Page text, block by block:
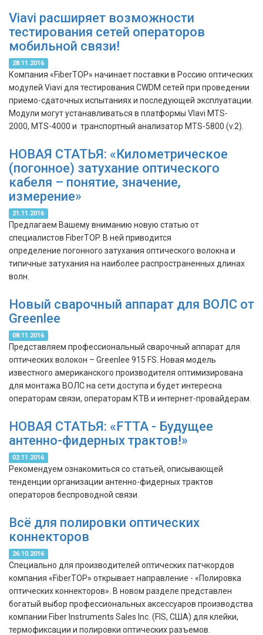
Viavi расширяет возможности
тестирования сетей операторов
мобильной связи!
28.11.2016
Компания «FiberTOP» начинает поставки в Россию оптических
модулей Viavi для тестирования CWDM сетей при проведении
приемо-сдаточных испытаниях и последующей эксплуатации.
Модули могут устанавливаться в платформы VIavi MTS-
2000, MTS-4000 и транспортный анализатор MTS-5800 (v.2).
НОВАЯ СТАТЬЯ: «Километрическое
(погонное) затухание оптического
кабеля – понятие, значение,
измерение»
21.11.2016
Предлагаем Вашему вниманию новую статью от
специалистов FiberTOP. В ней приводится
определение погонного затухания оптического волокна и
типичные затухания на наиболее распространенных длинах
волн.
Новый сварочный аппарат для ВОЛС от
Greenlee
08.11.2016
Представляем профессиональный сварочный аппарат для
оптических волокон – Greenlee 915 FS. Новая модель
известного американского производителя оптимизирована
для монтажа ВОЛС на сети доступа и будет интересна
операторам связи, операторам КТВ и интернет-провайдерам.
НОВАЯ СТАТЬЯ: «FTTA - Будущее
антенно-фидерных трактов!»
02.11.2016
Рекомендуем ознакомиться со статьей, описывающей
тенденции организации антенно-фидерных трактов
операторов беспроводной связи.
Всё для полировки оптических
коннекторов
26.10.2016
Специально для производителей оптических патчкордов
компания «FiberTOP» открывает направление - «Полировка
оптических коннекторов». В новом разделе представлен
богатый выбор профессиональных аксессуаров производства
компании Fiber Instruments Sales Inc. (FIS, США) для клейки,
термофиксации и полировки оптических разъемов.